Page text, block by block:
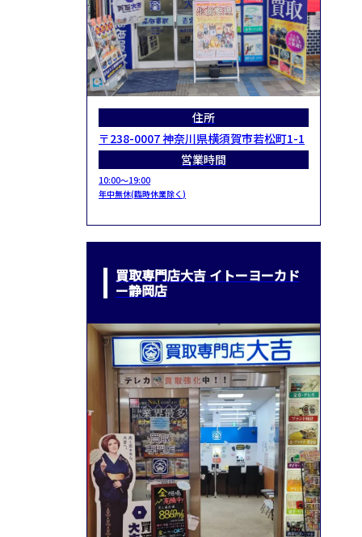
住所
〒238-0007 神奈川県横須賀市若松町1-1
営業時間
10:00～19:00
年中無休(臨時休業除く)
買取専門店大吉 イトーヨーカド
ー静岡店